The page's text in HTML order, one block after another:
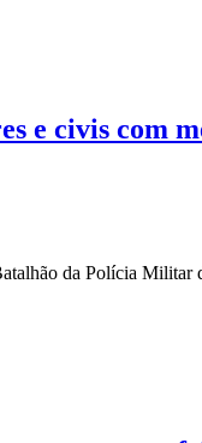
e civis com
da Polícia